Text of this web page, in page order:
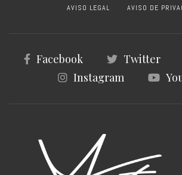
AVISO LEGAL AVISO DE
Facebook Twitter
Instagram